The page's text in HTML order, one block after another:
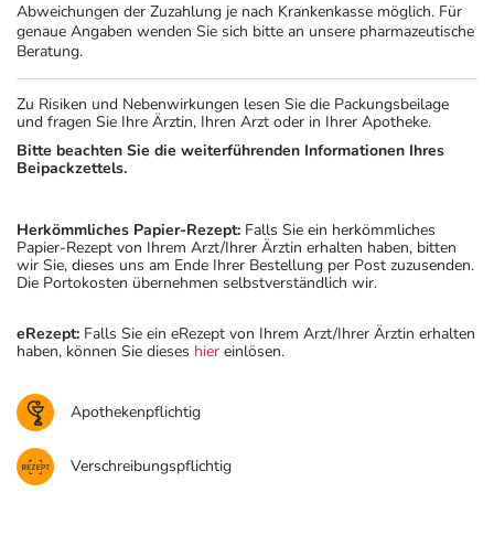
Abweichungen der Zuzahlung je nach Krankenkasse möglich. Für
genaue Angaben wenden Sie sich bitte an unsere pharmazeutische
Beratung.
Zu Risiken und Nebenwirkungen lesen Sie die Packungsbeilage
und fragen Sie Ihre Ärztin, Ihren Arzt oder in Ihrer Apotheke.
Bitte beachten Sie die weiterführenden Informationen Ihres
Beipackzettels.
Herkömmliches Papier-Rezept: Falls Sie ein herkömmliches
Papier-Rezept von Ihrem Arzt/Ihrer Ärztin erhalten haben, bitten
wir Sie, dieses uns am Ende Ihrer Bestellung per Post zuzusenden.
Die Portokosten übernehmen selbstverständlich wir.
eRezept: Falls Sie ein eRezept von Ihrem Arzt/Ihrer Ärztin erhalten
haben, können Sie dieses hier einlösen.
Apothekenpflichtig
Verschreibungspflichtig